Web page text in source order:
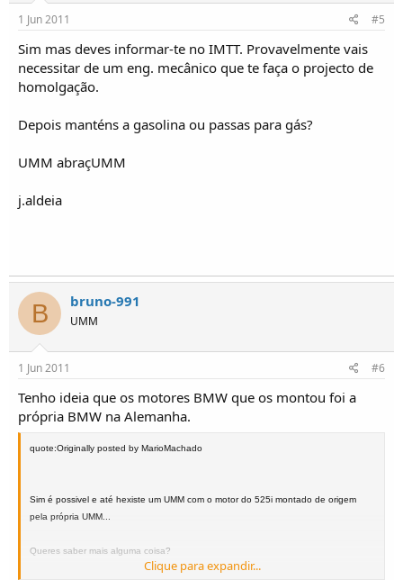
1 Jun 2011 #5
Sim mas deves informar-te no IMTT. Provavelmente vais
necessitar de um eng. mecânico que te faça o projecto de
homolgação.
Depois manténs a gasolina ou passas para gás?
UMM abraçUMM
j.aldeia
B bruno-991
UMM
1 Jun 2011 #6
Tenho ideia que os motores BMW que os montou foi a
própria BMW na Alemanha.
quote:Originally posted by MarioMachado
Sim é possivel e até hexiste um UMM com o motor do 525i montado de origem
pela própria UMM...
Queres saber mais alguma coisa?
Clique para expandir...